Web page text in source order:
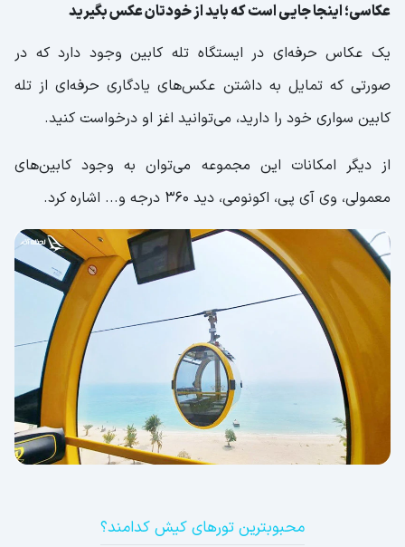
عکاسی؛ اینجا جایی است که باید از خودتان عکس بگیرید
یک عکاس حرفه‌ای در ایستگاه تله کابین وجود دارد که در
صورتی که تمایل به داشتن عکس‌های یادگاری حرفه‌ای از تله
کابین سواری خود را دارید، می‌توانید اغز او درخواست کنید.
از دیگر امکانات این مجموعه می‌توان به وجود کابین‌های
معمولی، وی آی پی، اکونومی، دید ۳۶۰ درجه و... اشاره کرد.
محبوبترین تورهای کیش کدامند؟